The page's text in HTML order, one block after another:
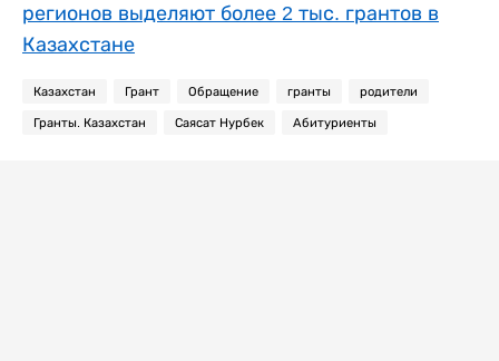
регионов выделяют более 2 тыс. грантов в
Казахстане
Казахстан Грант Обращение гранты родители
Гранты. Казахстан Саясат Нурбек Абитуриенты